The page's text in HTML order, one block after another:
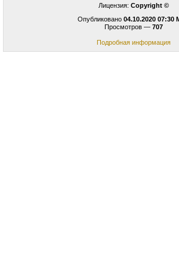
Лицензия: Copyright ©
Опубликовано 04.10.2020 07:30
Просмотров — 707
Подробная информация